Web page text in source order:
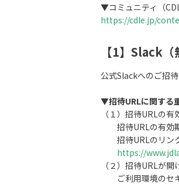
▼コミュニティ（
https://cdle.jp/
【1】Slack（
公式Slackへのご招
▼招待URLに関する
（１）招待URLの
招待URLの有効期
招待URLのリンク
https://
（２）招待URLが
ご利用環境のセキ